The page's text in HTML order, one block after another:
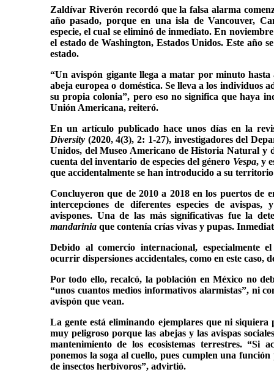
Zaldívar Riverón recordó que la falsa alarma
año pasado, porque en una isla de Vancouver,
especie, el cual se eliminó de inmediato. En
el estado de Washington, Estados Unidos. Este año
estado.
“Un avispón gigante llega a matar por minuto
abeja europea o doméstica. Se lleva a los individuos
su propia colonia”, pero eso no significa que haya
Unión Americana, reiteró.
En un artículo publicado hace unos días en la
Diversity (2020, 4(3), 2: 1-27), investigadores del
Unidos, del Museo Americano de Historia Natural y
cuenta del inventario de especies del género Vespa, y
que accidentalmente se han introducido a su
Concluyeron que de 2010 a 2018 en los puertos de
intercepciones de diferentes especies de
avispones. Una de las más significativas fue la
mandarinia que contenía crías vivas y pupas.
Debido al comercio internacional, especialmente
ocurrir dispersiones accidentales, como en este caso,
Por todo ello, recalcó, la población en México no
“unos cuantos medios informativos alarmistas”, ni
avispón que vean.
La gente está eliminando ejemplares que ni siquiera
muy peligroso porque las abejas y las avispas
mantenimiento de los ecosistemas terrestres. “Si
ponemos la soga al cuello, pues cumplen una
de insectos herbívoros”, advirtió.